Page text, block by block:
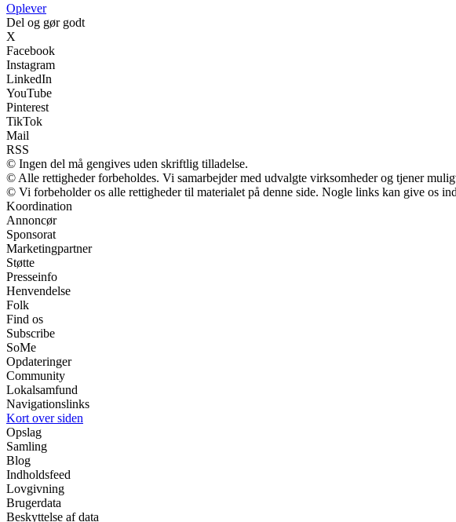
Oplever
Del og gør godt
X
Facebook
Instagram
LinkedIn
YouTube
Pinterest
TikTok
Mail
RSS
© Ingen del må gengives uden skriftlig tilladelse.
© Alle rettigheder forbeholdes. Vi samarbejder med udvalgte virksomheder og tjener
© Vi forbeholder os alle rettigheder til materialet på denne side. Nogle links kan give os
Koordination
Annoncør
Sponsorat
Marketingpartner
Støtte
Presseinfo
Henvendelse
Folk
Find os
Subscribe
SoMe
Opdateringer
Community
Lokalsamfund
Navigationslinks
Kort over siden
Opslag
Samling
Blog
Indholdsfeed
Lovgivning
Brugerdata
Beskyttelse af data